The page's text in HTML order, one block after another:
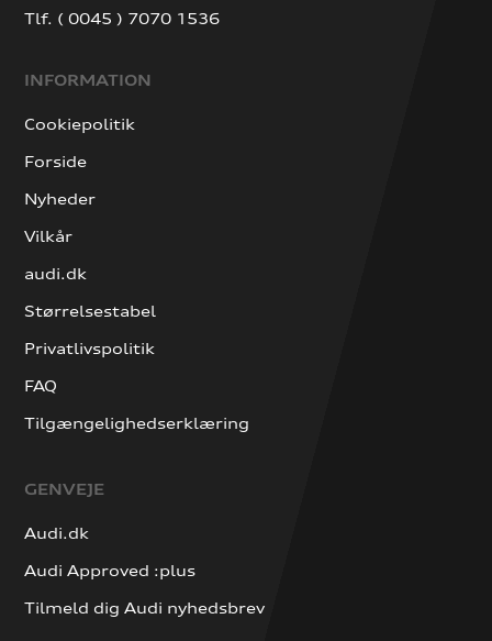
Tlf. ( 0045 ) 7070 1536
INFORMATION
Cookiepolitik
Forside
Nyheder
Vilkår
audi.dk
Størrelsestabel
Privatlivspolitik
FAQ
Tilgængelighedserklæring
GENVEJE
Audi.dk
Audi Approved :plus
Tilmeld dig Audi nyhedsbrev